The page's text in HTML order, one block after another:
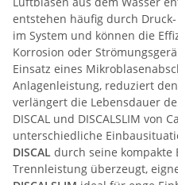
entstehen häufig durch
im System und können die
Korrosion oder
Einsatz eines
Anlagenleistung, reduziert
verlängert die Lebensdauer
DISCAL und DISCALSLIM von
unterschiedliche
DISCAL durch seine kompakte
Trennleistung überzeugt,